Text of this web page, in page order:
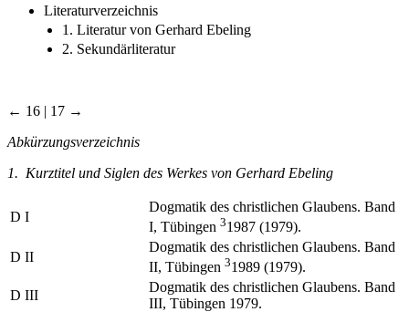
Literaturverzeichnis
1. Literatur von Gerhard Ebeling
2. Sekundärliteratur
← 16 | 17 →
Abkürzungsverzeichnis
1. Kurztitel und Siglen des Werkes von Gerhard Ebeling
D I
Dogmatik des christlichen Glaubens. Band
I, Tübingen 31987 (1979).
D II
Dogmatik des christlichen Glaubens. Band
II, Tübingen 31989 (1979).
D III
Dogmatik des christlichen Glaubens. Band
III, Tübingen 1979.